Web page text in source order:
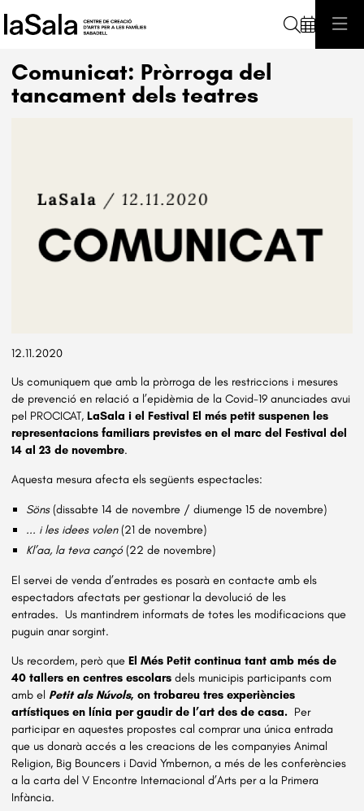
Comunicat: Pròrroga del
tancament dels teatres
12.11.2020
Us comuniquem que amb la pròrroga de les restriccions i mesures
de prevenció en relació a l’epidèmia de la Covid-19 anunciades avui
pel PROCICAT,LaSala i el Festival El més petitsuspenen les
representacions familiars previstes en el marc del Festivaldel
14 al 23 de novembre.
Aquesta mesura afecta els següents espectacles:
Söns(dissabte 14 de novembre / diumenge 15 de novembre)
... i les idees volen(21 de novembre)
Kl’aa, la teva cançó(22 de novembre)
El servei de venda d’entrades es posarà en contacte amb els
espectadors afectats per gestionar la devolució de les
entrades.Us mantindrem informats de totes les modificacions que
puguin anar sorgint.
Us recordem, però queEl Més Petit continua tant amb més de
40 tallers en centres escolars dels municipis participants com
amb el Petit als Núvols, on trobareu tres experiències
artístiques en línia per gaudir de l’art des de casa. Per
participar en aquestes propostes cal comprar una única entrada
que us donarà accés a les creacions de les companyies Animal
Religion, Big Bouncers i David Ymbernon, a més de les conferències
a la carta del V Encontre Internacional d’Arts per a la Primera
Infància.